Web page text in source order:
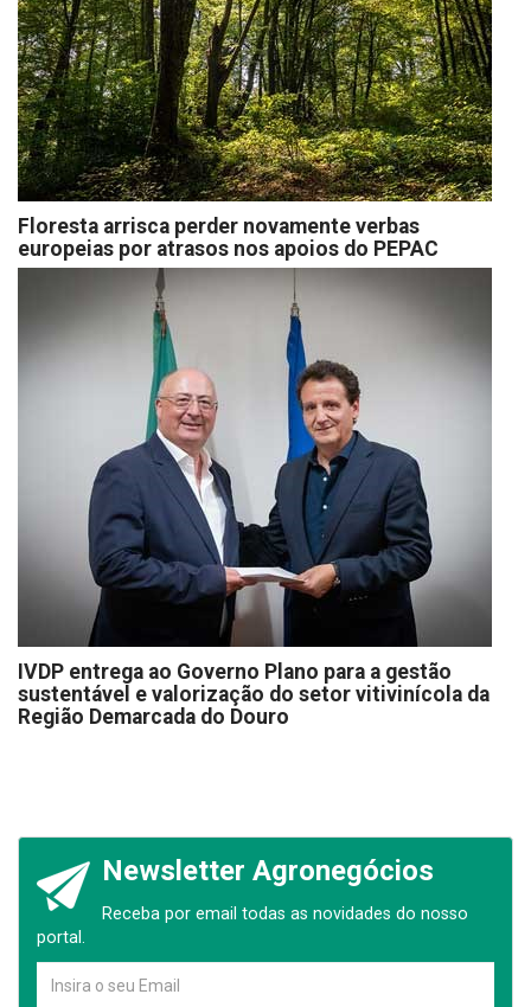
Floresta arrisca perder novamente verbas
europeias por atrasos nos apoios do PEPAC
IVDP entrega ao Governo Plano para a gestão
sustentável e valorização do setor vitivinícola da
Região Demarcada do Douro
Newsletter Agronegócios
Receba por email todas as novidades do nosso
portal.